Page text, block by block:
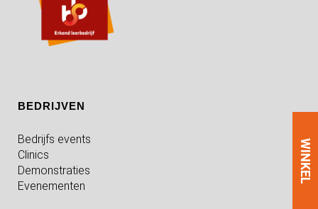
WINKEL
BEDRIJVEN
Bedrijfs events
Clinics
Demonstraties
Evenementen